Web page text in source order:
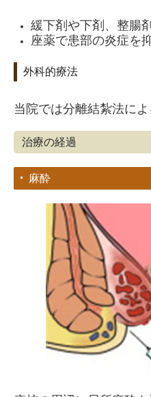
緩下剤や下剤、整腸
座薬で患部の炎症を
外科的療法
当院では分離結紮法に
治療の経過
麻酔